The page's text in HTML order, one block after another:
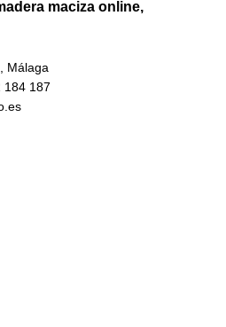
maciza online,
Málaga
184 187